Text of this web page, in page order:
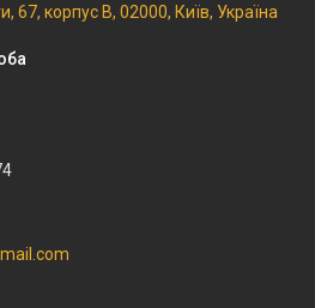
67, корпус В, 02000, Київ, Україна